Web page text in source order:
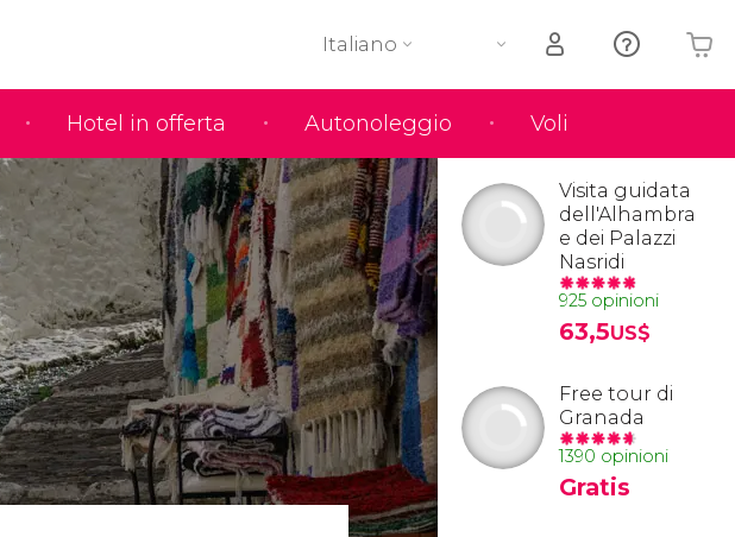
Hotel in offerta Autonoleggio Voli
Italiano
Il tuo carrello è vuoto
Visita guidata
dell'Alhambra
e dei Palazzi
Nasridi
925 opinioni
63,5US$
Free tour di
Granada
1390 opinioni
Gratis